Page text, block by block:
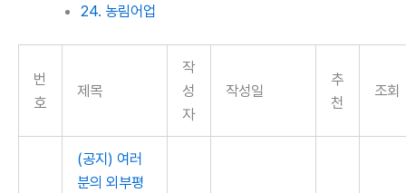
24. 농림어업
번
호
제목
작
성
자
작성일
추
천
조회
(공지) 여러
분의 외부평